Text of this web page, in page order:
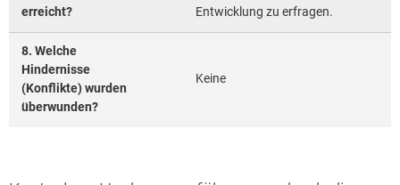
erreicht? Entwicklung zu erfragen.
8. Welche
Hindernisse
(Konflikte) wurden
überwunden?
Keine